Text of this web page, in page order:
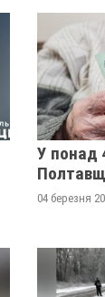
У понад
04 березня